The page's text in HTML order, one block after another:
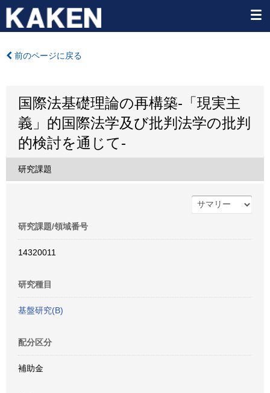
前のページに戻る
国際法基礎理論の再構築-「現実主
義」的国際法学及び批判法学の批判
的検討を通じて-
研究課題
研究課題/領域番号
14320011
研究種目
基盤研究(B)
配分区分
補助金